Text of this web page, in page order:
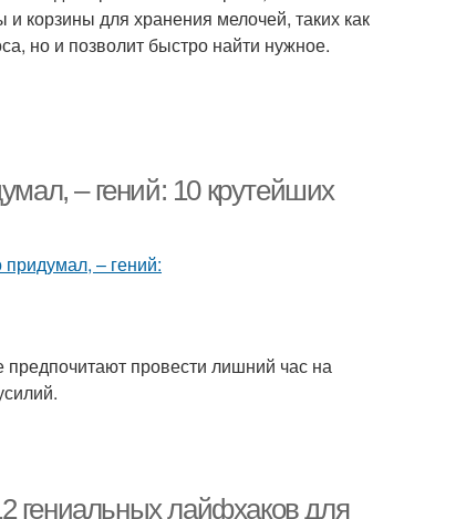
корзины для хранения мелочей, таких как
но и позволит быстро найти нужное.
– гений: 10 крутейших
провести лишний час на
гениальных лайфхаков для